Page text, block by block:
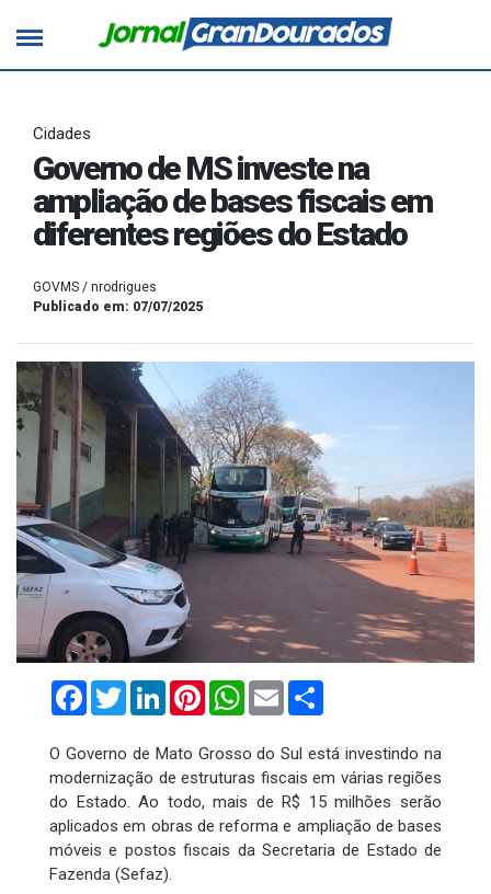
Cidades
Governo de MS investe na
ampliação de bases fiscais em
diferentes regiões do Estado
GOVMS / nrodrigues
Publicado em: 07/07/2025
FacebookTwitterLinkedInPinterestWhatsApp
Email
O Governo de Mato Grosso do Sul está investindo na
modernização de estruturas fiscais em várias regiões
do Estado. Ao todo, mais de R$ 15 milhões serão
aplicados em obras de reforma e ampliação de bases
móveis e postos fiscais da Secretaria de Estado de
Fazenda (Sefaz).